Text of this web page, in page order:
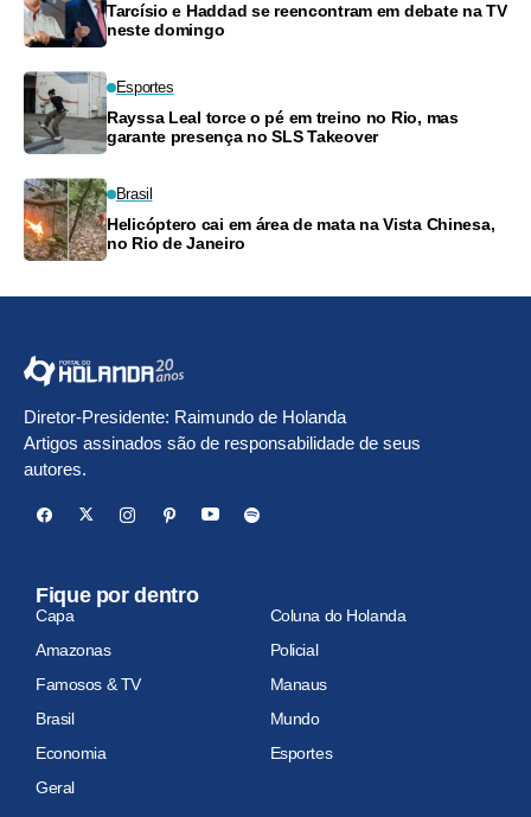
Tarcísio e Haddad se reencontram em debate na TV
neste domingo
Esportes
Rayssa Leal torce o pé em treino no Rio, mas
garante presença no SLS Takeover
Brasil
Helicóptero cai em área de mata na Vista Chinesa,
no Rio de Janeiro
Diretor-Presidente: Raimundo de Holanda
Artigos assinados são de responsabilidade de seus
autores.
Fique por dentro
Capa
Coluna do Holanda
Amazonas
Policial
Famosos & TV
Manaus
Brasil
Mundo
Economia
Esportes
Geral